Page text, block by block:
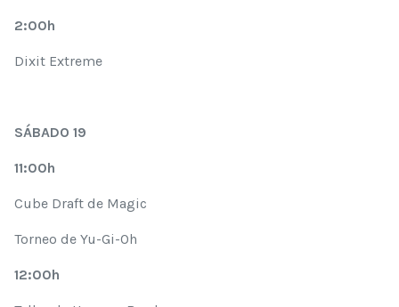
2:00h
Dixit Extreme
SÁBADO 19
11:00h
Cube Draft de Magic
Torneo de Yu-Gi-Oh
12:00h